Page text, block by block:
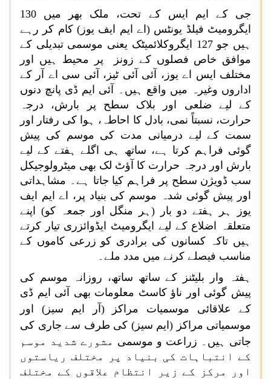
جی کے ایم ایس کے تحت، ملک بھر میں 130
ایگرومیٹ فیلڈ یونٹس (اے ایم ایف یوز) کام کر رہے
ہیں جو127 ایگروکلائمیٹک یعنی موسمی تبدیلی کے
موافق خاص فصلوں کے زونز پر محیط ہیں اور
مختلف ایس اے یوز، آئی آئی ٹیز، آئی سی اے آر کے
اداروں وغیرہ میں واقع ہیں۔ آئی ایم ڈی پانچ دنوں
کے لیے ضلعی اور بلاک سطح پر بارش، درجہ
حرارت، نسبتاً نمی، بادل کا احاطہ، ہوا کی رفتار اور
سمت کے لیے درمیانی مدت کی موسم کی پیش
گوئی فراہم کرتا ہے، ساتھ ہی اگلے ہفتے کے لیے
بارش اور درجہ حرارت کا آؤٹ لک بھی میٹرولوجیکل
سب ڈویژن سطح پر فراہم کیا جاتا ہے۔ مشاہداتی
اور پیش گوئی شدہ موسم کی بنیاد پر، اے ایم ایف
یوز ہر ہفتے دو بار (ہر منگل اور جمعہ کو) اپنے
متعلقہ اضلاع کے لیے ایگرومیٹ ایڈوائزری تیار کرتے
ہیں تاکہ کسانوں کی برادری کو زرعی کاموں کے
مناسب فیصلے کرنے میں مدد ملے۔
ہفتہ وار بلیٹنز کے ساتھ ساتھ، روزانہ موسم کی
پیش گوئی اور ناؤ کاسٹ معلومات بھی آئی ایم ڈی
کے علاقائی
موسمیات
مراکز (آر ایم سیز) اور
موسمیاتی مراکز (ایم سیز) کی طرف سے جاری کی
جاتی ہیں۔ زراعت و موسمی مشورے شدید موسم
کے انتباہات کی بنیاد پر مختلف ریاستوں
اور مرکز کے زیر انتظام علاقوں کے مختلف